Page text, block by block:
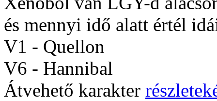
és mennyi idő alatt értél
V1 - Quellon
V6 - Hannibal
Átvehető karakter